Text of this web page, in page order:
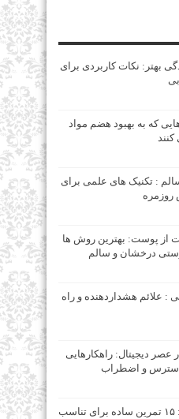
بهتر: نکات کاربردی برای
که به بهبود هضم مواد
: تکنیک‌ های علمی برای
روزمره
از پوست: بهترین روش‌ ها
درخشان و سالم
: علائم هشداردهنده و راه‌
عصر دیجیتال: راهکارهایی
استرس و اضطراب
ورزش در خانه: ۱۵ تمرین ساده برای تناسب